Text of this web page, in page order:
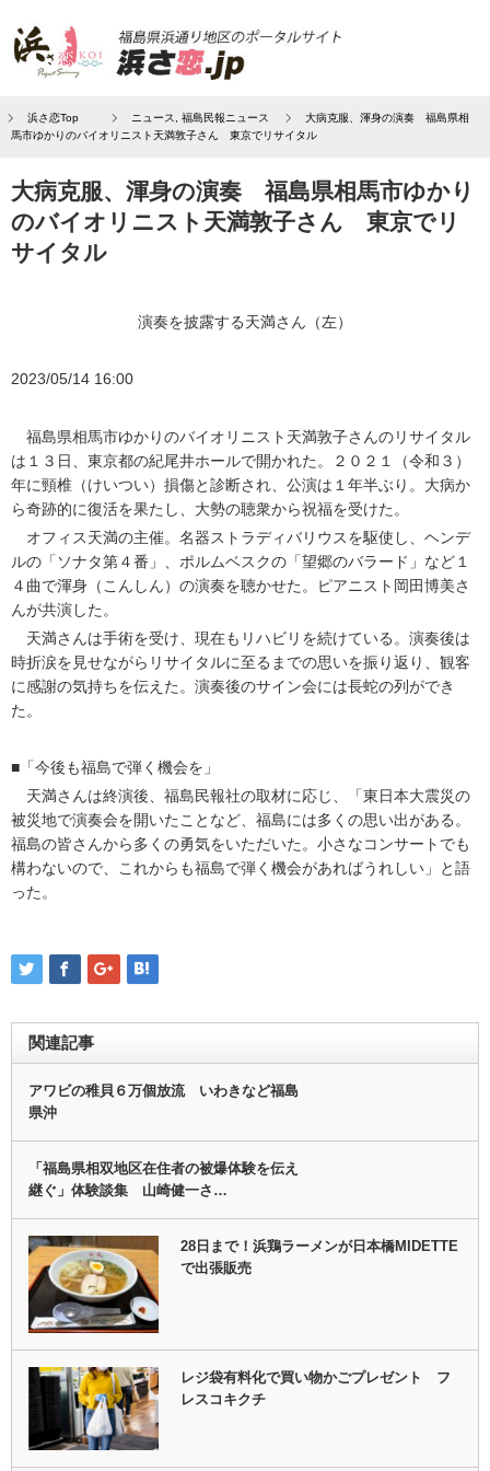
浜さ恋Top ニュース 福島民報ニュース
大病克服、渾身の演奏 福島県相
馬市ゆかりのバイオリニスト天満敦子さん 東京でリサイタル
大病克服、渾身の演奏 福島県相馬市ゆかり
のバイオリニスト天満敦子さん 東京でリ
サイタル
演奏を披露する天満さん（左）
2023/05/14 16:00
福島県相馬市ゆかりのバイオリニスト天満敦子さんのリサイタル
は１３日、東京都の紀尾井ホールで開かれた。２０２１（令和３）
年に頸椎（けいつい）損傷と診断され、公演は１年半ぶり。大病か
ら奇跡的に復活を果たし、大勢の聴衆から祝福を受けた。
オフィス天満の主催。名器ストラディバリウスを駆使し、ヘンデ
ルの「ソナタ第４番」、ポルムベスクの「望郷のバラード」など１
４曲で渾身（こんしん）の演奏を聴かせた。ピアニスト岡田博美さ
んが共演した。
天満さんは手術を受け、現在もリハビリを続けている。演奏後は
時折涙を見せながらリサイタルに至るまでの思いを振り返り、観客
に感謝の気持ちを伝えた。演奏後のサイン会には長蛇の列ができ
た。
■「今後も福島で弾く機会を」
天満さんは終演後、福島民報社の取材に応じ、「東日本大震災の
被災地で演奏会を開いたことなど、福島には多くの思い出がある。
福島の皆さんから多くの勇気をいただいた。小さなコンサートでも
構わないので、これからも福島で弾く機会があればうれしい」と語
った。
関連記事
アワビの稚貝６万個放流 いわきなど福島
県沖
「福島県相双地区在住者の被爆体験を伝え
継ぐ」体験談集 山崎健一さ…
28日まで！浜鶏ラーメンが日本橋MIDETTE
で出張販売
レジ袋有料化で買い物かごプレゼント フ
レスコキクチ